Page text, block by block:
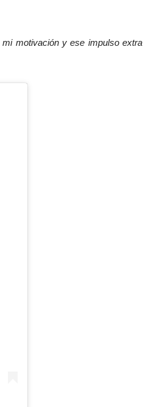
motivación y ese impulso extra